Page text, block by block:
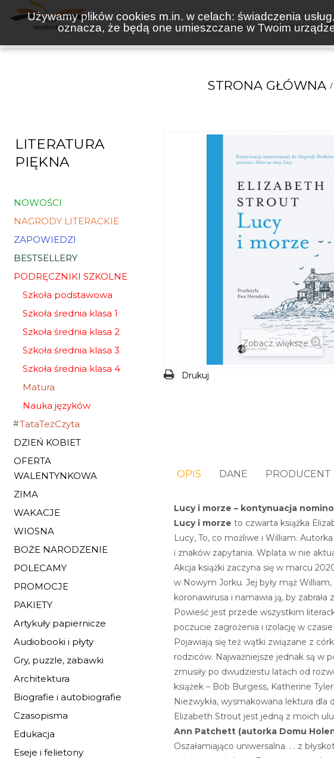
Używamy plików cookies m.in. w celach: świadczenia
oznacza, że będą one umieszczane w Twoim
KSIĄŻKI NOWOŚCI
STRONA GŁÓWNA
LITERATURA
PIĘKNA
NOWOŚCI
NAGRODY LITERACKIE
ZAPOWIEDZI
BESTSELLERY
PODRĘCZNIKI SZKOLNE
Szkoła podstawowa
Szkoła średnia klasa 1
Szkoła średnia klasa 2
Szkoła średnia klasa 3
Szkoła średnia klasa 4
Matura
Nauka języków
TataTeżCzyta
DZIEŃ KOBIET
OFERTA
WALENTYNKOWA
ZIMA
WAKACJE
WIOSNA
BOŻE NARODZENIE
POLECAMY
PROMOCJE
PAKIETY
Artykuły papiernicze
Audiobooki i płyty
Gry, puzzle, zabawki
Architektura
Biografie i autobiografie
Czasopisma
Edukacja
Eseje i felietony
Zobacz większe
Drukuj
OPIS DANE PRODUCENT
Lucy i morze – kontynuacja
Lucy i morze to czwarta książka
Lucy, To, co możliwe i William.
i znaków zapytania. Wplata w nie
Akcja książki zaczyna się w marcu
w Nowym Jorku. Jej były mąż
koronawirusa i namawia ją, by
Powieść jest przede wszystkim
poczucie zagrożenia i izolację w
Pojawiają się też wątki związane z
rodziców. Najważniejsze jednak są w
zmusiły po dwudziestu latach od
książek – Bob Burgess, Katherine
Niezwykła, wysmakowana lektura
Elizabeth Strout jest jedną z moich
Ann Patchett (autorka Domu
Oszałamiająco uniwersalna. . . z